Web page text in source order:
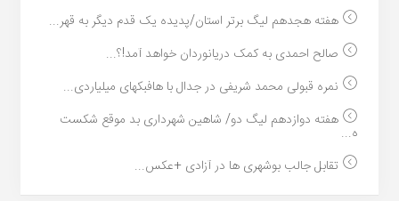
هفته هجدهم لیگ برتر استان/پدیده یک قدم دیگر به قهر...
صالح احمدی به کمک دریانوردان خواهد آمد!؟...
نمره قبولی محمد شریفی در جدال با هافبکهای میلیاردی...
هفته دوازدهم لیگ دو/ شاهین شهرداری بد موقع شکست
ه...
تقابل جالب بوشهری ها در آزادی +عکس...